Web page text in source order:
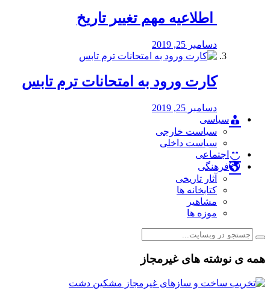
️ اطلاعیه مهم تغییر تاریخ
دسامبر 25, 2019
کارت ورود به امتحانات ترم تابس
دسامبر 25, 2019
سیاسی
سیاست خارجی
سیاست داخلی
اجتماعی
فرهنگی
آثار تاریخی
کتابخانه ها
مشاهیر
موزه ها
همه ی نوشته های غیرمجاز